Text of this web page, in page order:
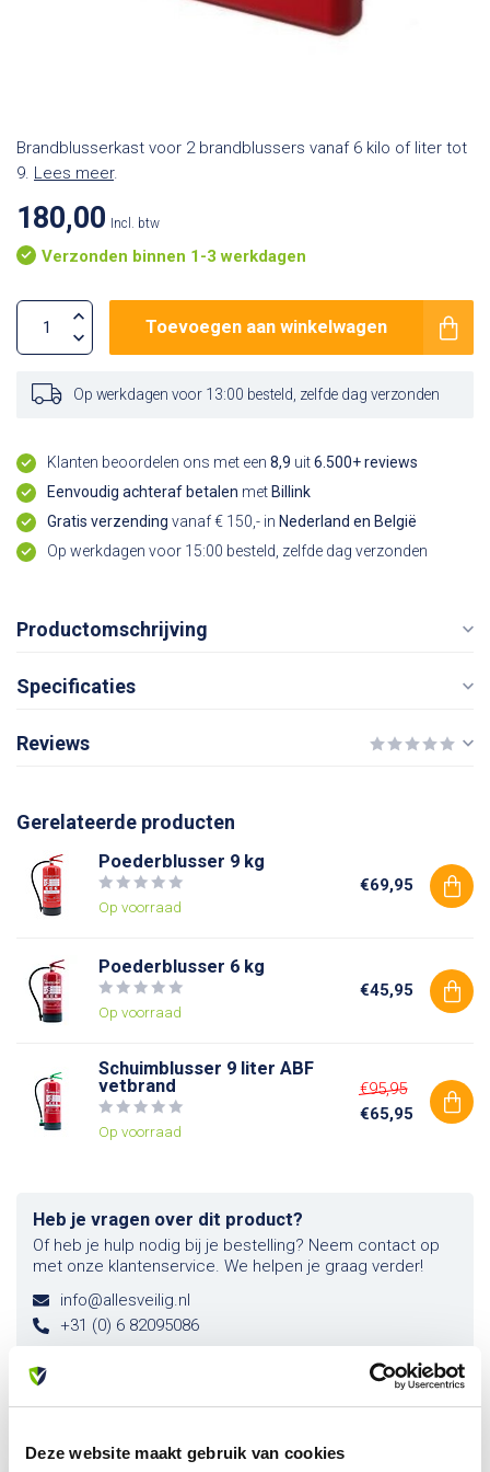
Deze website maakt gebruik van cookies
Brandblusserkast voor 2 brandblussers vanaf 6 kilo of liter tot
9. Lees meer.
180,00 Incl. btw
Verzonden binnen 1-3 werkdagen
Toevoegen aan winkelwagen
Op werkdagen voor 13:00 besteld, zelfde dag verzonden
Klanten beoordelen ons met een 8,9 uit6.500+ reviews
Eenvoudig achteraf betalen met Billink
Gratis verzending vanaf € 150,- in Nederland en België
Op werkdagen voor 15:00 besteld, zelfde dag verzonden
Productomschrijving
Specificaties
Reviews
Gerelateerde producten
Poederblusser 9 kg
Op voorraad
€69,95
Poederblusser 6 kg
Op voorraad
€45,95
Schuimblusser 9 liter ABF
vetbrand
Op voorraad
€95,95
€65,95
Heb je vragen over dit product?
Of heb je hulp nodig bij je bestelling? Neem contact op
met onze klantenservice. We helpen je graag verder!
info@allesveilig.nl
+31 (0) 6 82095086